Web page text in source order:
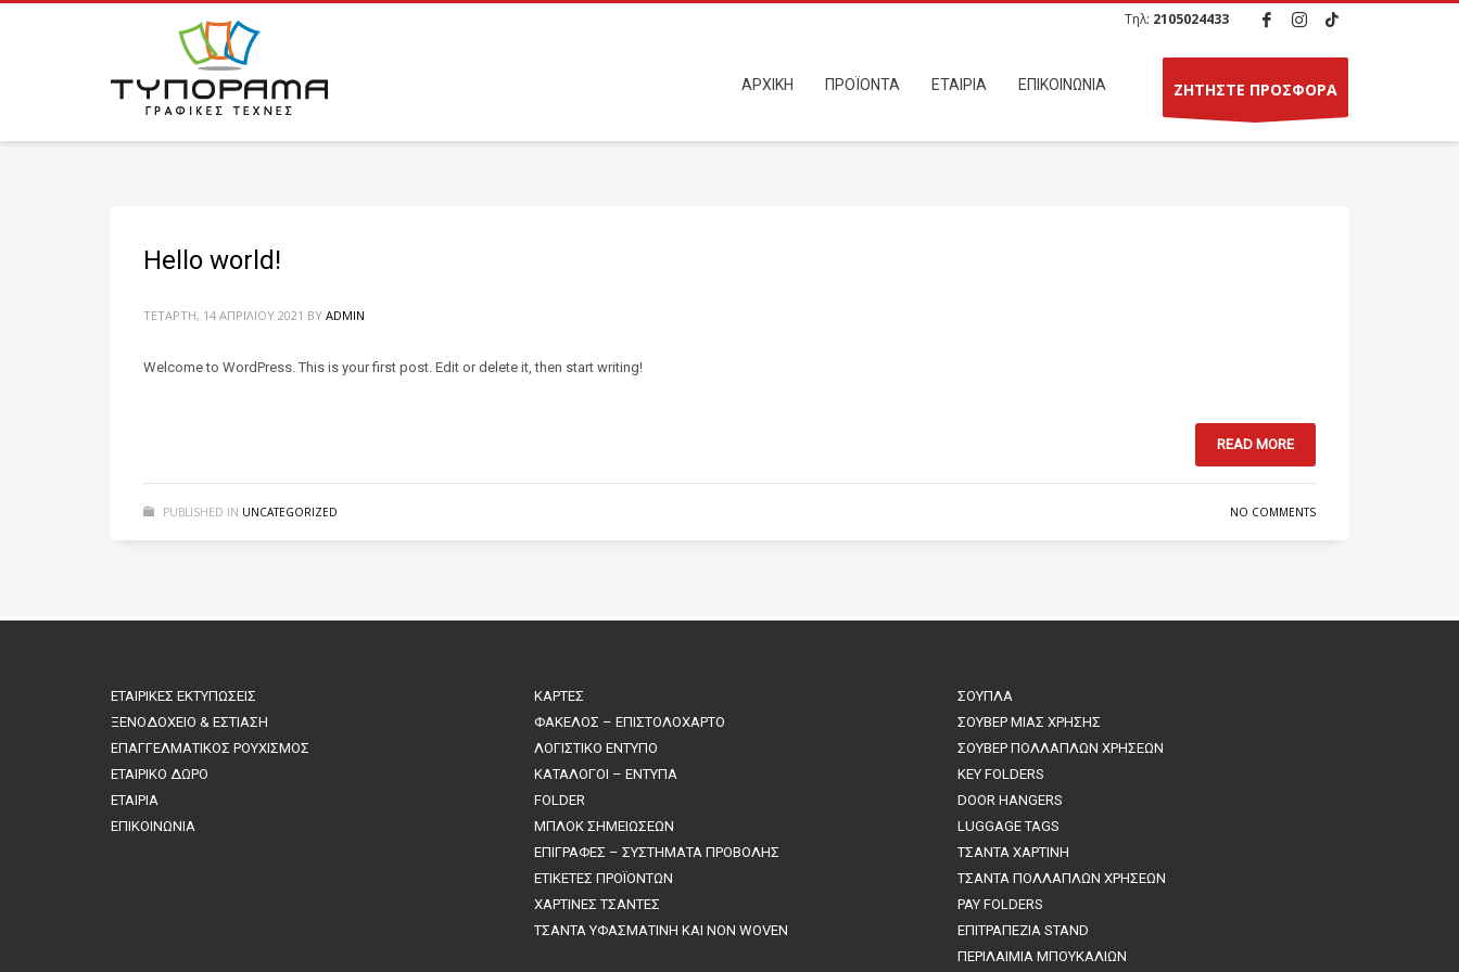
Τηλ: 2105024433
ΑΡΧΙΚΗ ΠΡΟΪΟΝΤΑ ΕΤΑΙΡΙΑ ΕΠΙΚΟΙΝΩΝΙΑ ΖΗΤΗΣΤΕ ΠΡΟΣΦΟΡΑ
Hello world!
ΤΕΤΆΡΤΗ, 14 ΑΠΡΙΛΊΟΥ 2021 BY ADMIN
Welcome to WordPress. This is your first post. Edit or delete it, then start writing!
READ MORE
PUBLISHED IN UNCATEGORIZED NO COMMENTS
ΕΤΑΙΡΙΚΕΣ ΕΚΤΥΠΩΣΕΙΣ
ΞΕΝΟΔΟΧΕΙΟ & ΕΣΤΙΑΣΗ
ΕΠΑΓΓΕΛΜΑΤΙΚΟΣ ΡΟΥΧΙΣΜΟΣ
ΕΤΑΙΡΙΚΟ ΔΩΡΟ
ΕΤΑΙΡΙΑ
ΕΠΙΚΟΙΝΩΝΙΑ
ΚΑΡΤΕΣ
ΦΑΚΕΛΟΣ – ΕΠΙΣΤΟΛΟΧΑΡΤΟ
ΛΟΓΙΣΤΙΚΟ ΕΝΤΥΠΟ
ΚΑΤΑΛΟΓΟΙ – ΕΝΤΥΠΑ
FOLDER
ΜΠΛΟΚ ΣΗΜΕΙΩΣΕΩΝ
ΕΠΙΓΡΑΦΕΣ – ΣΥΣΤΗΜΑΤΑ ΠΡΟΒΟΛΗΣ
ΕΤΙΚΕΤΕΣ ΠΡΟΪΟΝΤΩΝ
ΧΑΡΤΙΝΕΣ ΤΣΑΝΤΕΣ
ΤΣΑΝΤΑ ΥΦΑΣΜΑΤΙΝΗ ΚΑΙ NON WOVEN
ΣΟΥΠΛΑ
ΣΟΥΒΕΡ ΜΙΑΣ ΧΡΗΣΗΣ
ΣΟΥΒΕΡ ΠΟΛΛΑΠΛΩΝ ΧΡΗΣΕΩΝ
KEY FOLDERS
DOOR HANGERS
LUGGAGE TAGS
ΤΣΑΝΤΑ ΧΑΡΤΙΝΗ
ΤΣΑΝΤΑ ΠΟΛΛΑΠΛΩΝ ΧΡΗΣΕΩΝ
PAY FOLDERS
ΕΠΙΤΡΑΠΕΖΙΑ STAND
ΠΕΡΙΛΑΙΜΙΑ ΜΠΟΥΚΑΛΙΩΝ